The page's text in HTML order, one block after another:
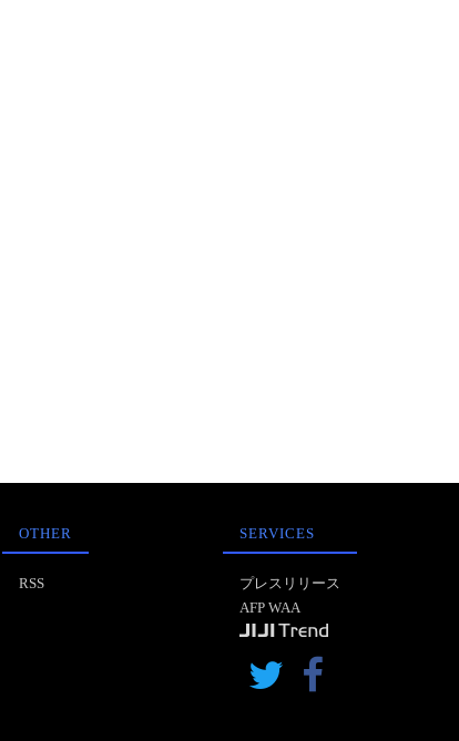
OTHER
RSS
SERVICES
プレスリリース
AFP WAA